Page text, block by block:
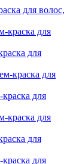
для волос,
для
для
для